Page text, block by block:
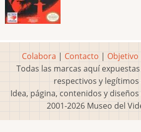
Colabora | Contacto | Objetivo
Todas las marcas aquí
respectivos y
Idea, página, contenidos y
2001-2026 Museo del